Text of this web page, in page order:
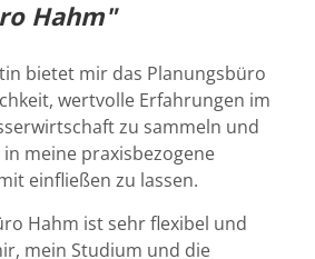
Hahm"
bietet mir das Planungsbüro
wertvolle Erfahrungen im
zu sammeln und
meine praxisbezogene
einfließen zu lassen.
Hahm ist sehr flexibel und
mein Studium und die